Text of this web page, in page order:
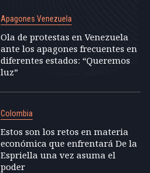
Apagones Venezuela
Ola de protestas en Venezuela
ante los apagones frecuentes en
diferentes estados: “Queremos
luz”
Colombia
Estos son los retos en materia
económica que enfrentará De la
Espriella una vez asuma el
poder